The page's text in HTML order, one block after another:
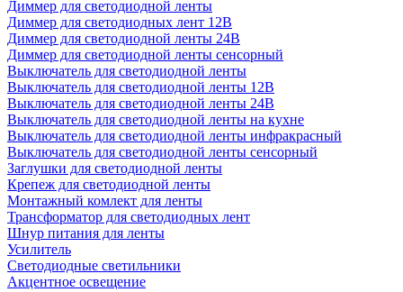
Диммер для светодиодной ленты
Диммер для светодиодных лент 12В
Диммер для светодиодной ленты 24В
Диммер для светодиодной ленты сенсорный
Выключатель для светодиодной ленты
Выключатель для светодиодной ленты 12В
Выключатель для светодиодной ленты 24В
Выключатель для светодиодной ленты на кухне
Выключатель для светодиодной ленты инфракрасный
Выключатель для светодиодной ленты сенсорный
Заглушки для светодиодной ленты
Крепеж для светодиодной ленты
Монтажный комлект для ленты
Трансформатор для светодиодных лент
Шнур питания для ленты
Усилитель
Светодиодные светильники
Акцентное освещение